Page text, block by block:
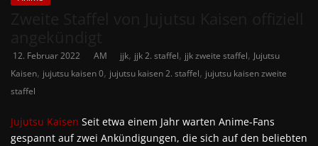
12. Februar 2022 AM jjk, jjk 2. staffel, jjk zweite staffel, Jujutsu
Kaisen, jujutsu kaisen 0, jujutsu kaisen 2. staffel, jujutsu kaisen zweite
staffel
Jujutsu Kaisen Seit etwa einem Jahr warten Anime-Fans
gespannt auf zwei Ankündigungen, die sich auf den beliebten